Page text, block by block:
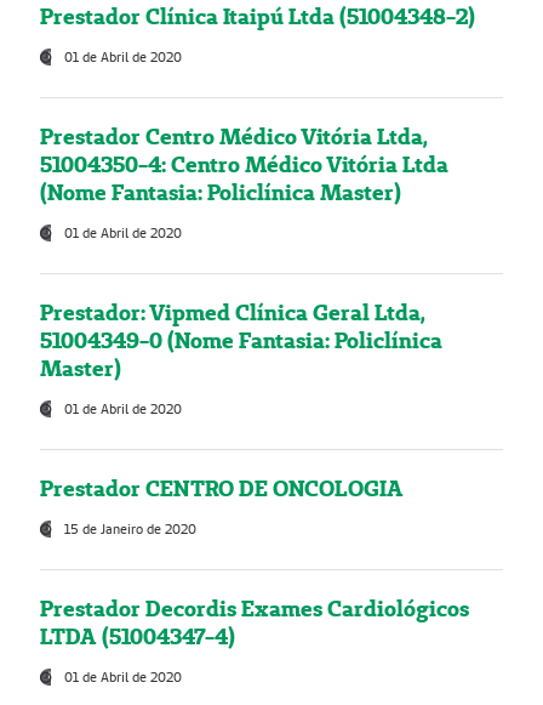
Prestador Clínica Itaipú Ltda (51004348-2)
01 de Abril de 2020
Prestador Centro Médico Vitória Ltda,
51004350-4: Centro Médico Vitória Ltda
(Nome Fantasia: Policlínica Master)
01 de Abril de 2020
Prestador: Vipmed Clínica Geral Ltda,
51004349-0 (Nome Fantasia: Policlínica
Master)
01 de Abril de 2020
Prestador CENTRO DE ONCOLOGIA
15 de Janeiro de 2020
Prestador Decordis Exames Cardiológicos
LTDA (51004347-4)
01 de Abril de 2020